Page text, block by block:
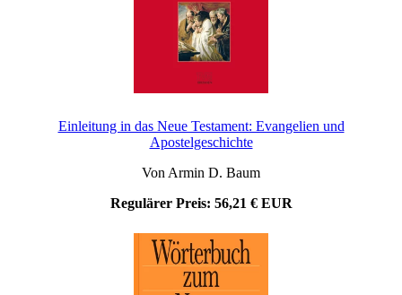
Einleitung in das Neue Testament: Evangelien und
Apostelgeschichte
Von Armin D. Baum
Regulärer Preis: 56,21 € EUR